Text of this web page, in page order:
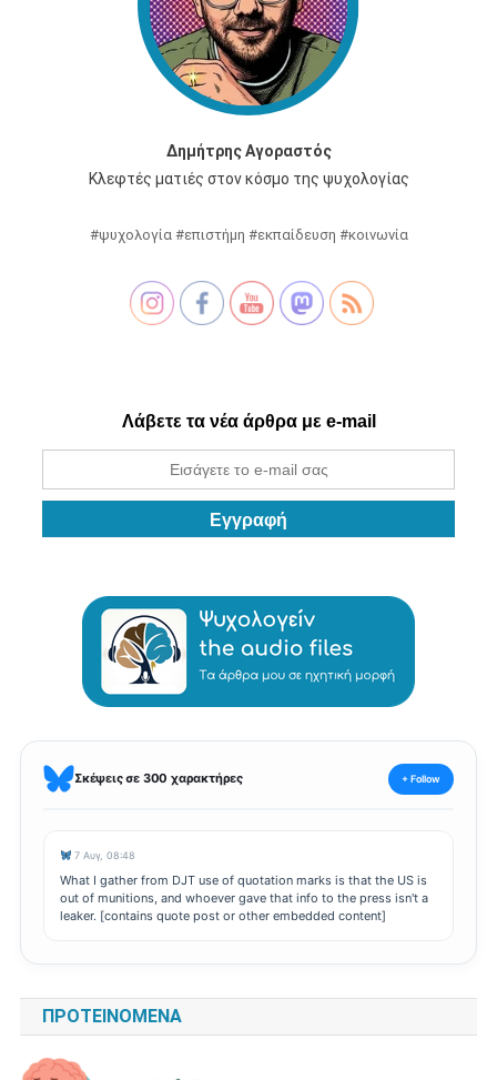
Δημήτρης Αγοραστός
Κλεφτές ματιές στον κόσμο της ψυχολογίας
#ψυχολογία #επιστήμη #εκπαίδευση #κοινωνία
Λάβετε τα νέα άρθρα με e-mail
Σκέψεις σε 300 χαρακτήρες + Follow
7 Αυγ, 08:48
What I gather from DJT use of quotation marks is that the US is
out of munitions, and whoever gave that info to the press isn't a
leaker. [contains quote post or other embedded content]
ΠΡΟΤΕΙΝΌΜΕΝΑ